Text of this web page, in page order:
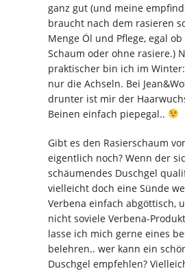
ganz gut (und meine
braucht nach dem rasieren
Menge Öl und Pflege, egal
Schaum oder ohne rasiere.)
praktischer bin ich im
nur die Achseln. Bei
drunter ist mir der
Beinen einfach piepegal..
Gibt es den Rasierschaum
eigentlich noch? Wenn der
schäumendes Duschgel
vielleicht doch eine Sünde
Verbena einfach abgöttisch,
nicht soviele Verbena-
lasse ich mich gerne eines
belehren.. wer kann ein
Duschgel empfehlen?